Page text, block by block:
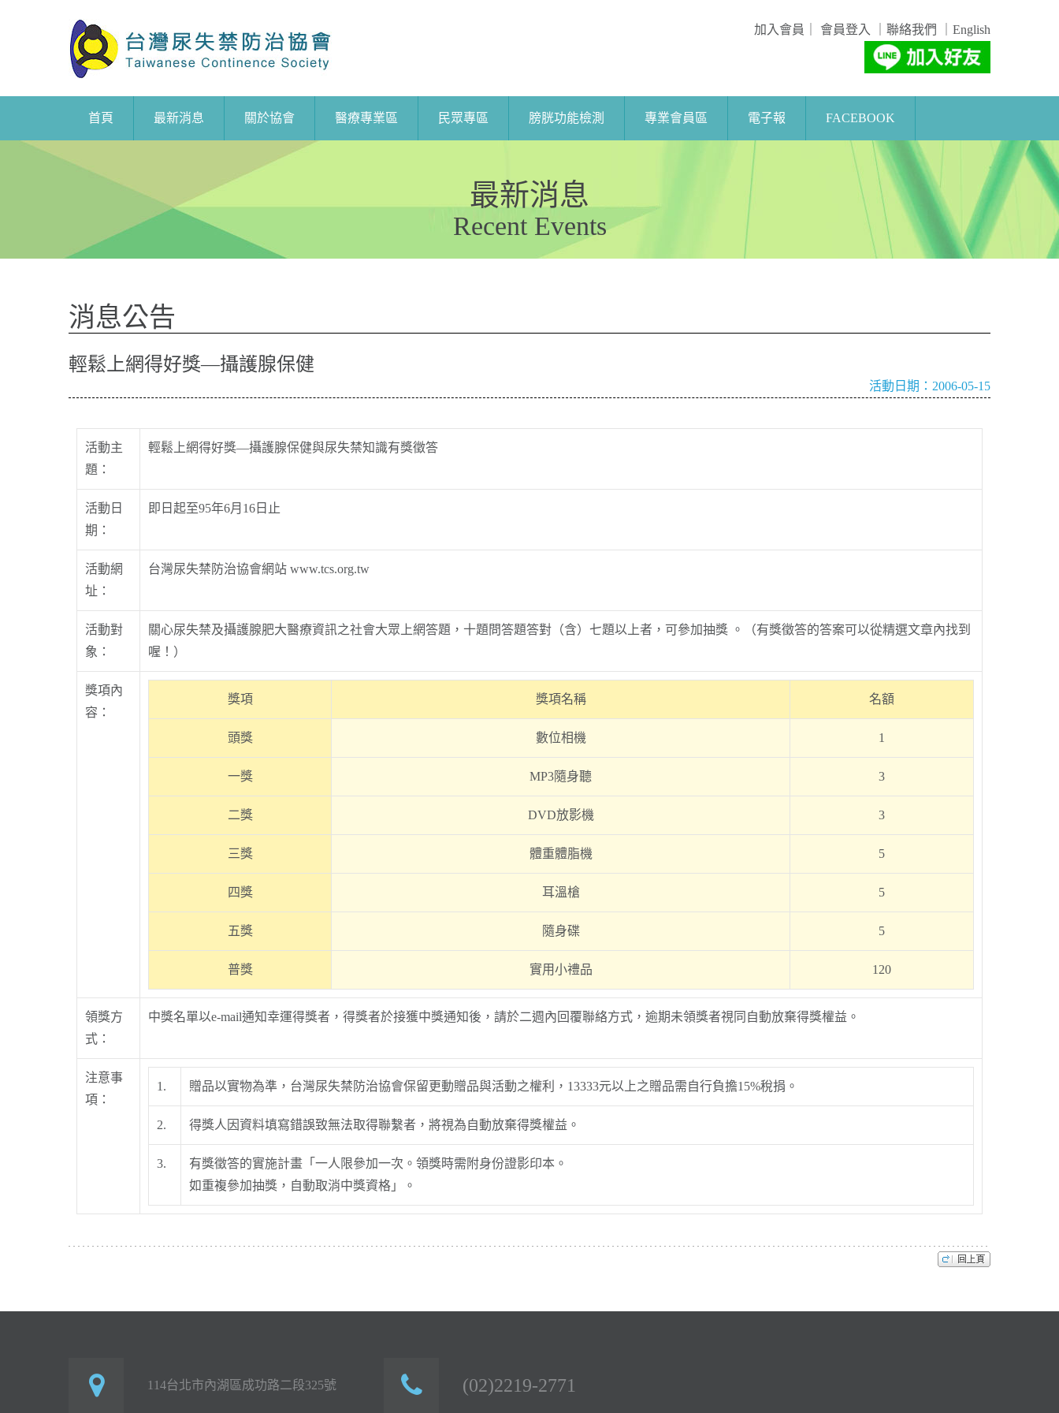
加入會員 會員登入 聯絡我們 English
首頁 最新消息 關於協會 醫療專業區 民眾專區 膀胱功能檢測 專業會員區 電子報 FACEBOOK
最新消息
Recent Events
消息公告
輕鬆上網得好獎—攝護腺保健
活動日期：2006-05-15
活動主
題：
輕鬆上網得好獎—攝護腺保健與尿失禁知識有獎徵答
活動日
期：
即日起至95年6月16日止
活動網
址：
台灣尿失禁防治協會網站 www.tcs.org.tw
活動對
象：
關心尿失禁及攝護腺肥大醫療資訊之社會大眾上網答題，十題問答題答對（含）七題以上者，可參加抽獎 。（有獎徵答的答案可以從精選文章內找到
喔！）
獎項內
容：
獎項 獎項名稱 名額
頭獎 數位相機 1
一獎 MP3隨身聽 3
二獎 DVD放影機 3
三獎 體重體脂機 5
四獎 耳溫槍 5
五獎 隨身碟 5
普獎 實用小禮品 120
領獎方
式：
中獎名單以e-mail通知幸運得獎者，得獎者於接獲中獎通知後，請於二週內回覆聯絡方式，逾期未領獎者視同自動放棄得獎權益。
注意事
項：
1. 贈品以實物為準，台灣尿失禁防治協會保留更動贈品與活動之權利，13333元以上之贈品需自行負擔15%稅捐。
2. 得獎人因資料填寫錯誤致無法取得聯繫者，將視為自動放棄得獎權益。
3.
有獎徵答的實施計畫「一人限參加一次。領獎時需附身份證影印本。
如重複參加抽獎，自動取消中獎資格」。
114台北市內湖區成功路二段325號 (02)2219-2771